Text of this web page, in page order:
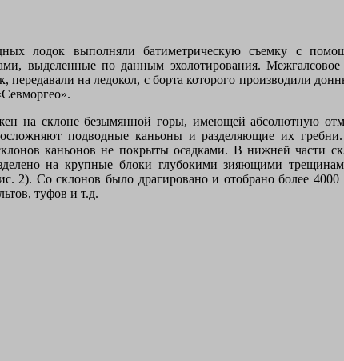
лодок выполняли батиметрическую съемку с
выделенные по данным эхолотирования. Межгалсовое
на ледокол, с борта которого производили
на склоне безымянной горы, имеющей абсолютную
подводные каньоны и разделяющие их
каньонов не покрыты осадками. В нижней части
на крупные блоки глубокими зияющими
2). Со склонов было драгировано и отобрано более 4000
туфов и т.д.